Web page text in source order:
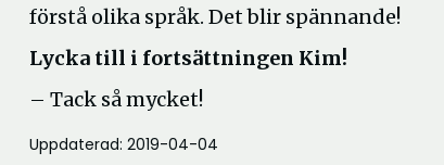
förstå olika språk. Det blir spännande!
Lycka till i fortsättningen Kim!
– Tack så mycket!
Uppdaterad: 2019-04-04